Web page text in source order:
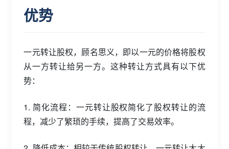
优势
一元转让股权，顾名思义，即以一元的价格将股权
从一方转让给另一方。这种转让方式具有以下优
势：
1. 简化流程：一元转让股权简化了股权转让的流
程，减少了繁琐的手续，提高了交易效率。